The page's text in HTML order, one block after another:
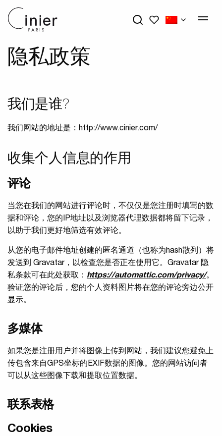
我的心愿单
隐私政策
我们是谁?
我们网站的地址是：http://www.cinier.com/
收集个人信息的作用
评论
当您在我们的网站进行评论时，不仅仅是您注册时填写的数
据和评论，您的IP地址以及浏览器代理数据都将留下记录，
以助于我们更好地筛选有效评论。
从您的电子邮件地址创建的匿名通道（也称为hash散列）将
发送到 Gravatar，以检查您是否正在使用它。Gravatar 隐
私条款可在此处获取： https://automattic.com/privacy/。
验证您的评论后，您的个人资料图片将在您的评论旁边公开
显示。
多媒体
如果您是注册用户并将图像上传到网站，我们建议您避免上
传包含来自GPS坐标的EXIF数据的图像。您的网站访问者
可以从这些图像下载和提取位置数据。
联系表格
Cookies